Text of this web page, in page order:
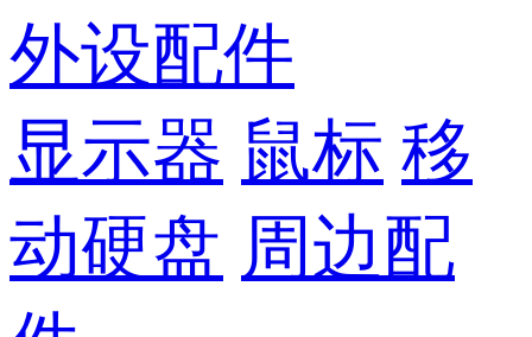
外设配件
显示器 鼠标 移
动硬盘 周边配